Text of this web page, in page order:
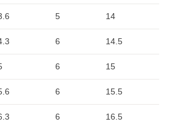
5 14
6 14.5
6 15
6 15.5
6 16.5